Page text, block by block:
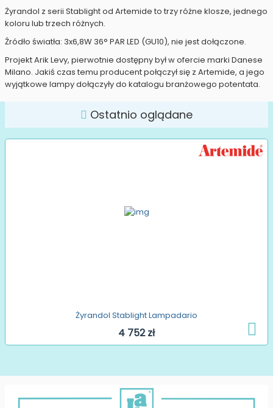
Żyrandol z serii Stablight od Artemide to trzy różne klosze, jednego
koloru lub trzech różnych.
Źródło światła: 3x6,8W 36° PAR LED (GU10), nie jest dołączone.
Projekt Arik Levy, pierwotnie dostępny był w ofercie marki Danese
Milano. Jakiś czas temu producent połączył się z Artemide, a jego
wyjątkowe lampy dołączyły do katalogu branżowego potentata.
Ostatnio oglądane
Żyrandol Stablight Lampadario
4 752 zł